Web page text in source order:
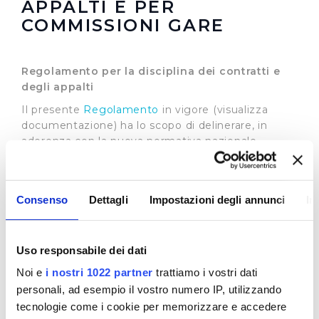
Consenso Dettagli Impostazioni degli annunci
Uso responsabile dei dati
Noi e i nostri 1022 partner trattiamo i vostri dati
personali, ad esempio il vostro numero IP, utilizzando
tecnologie come i cookie per memorizzare e accedere
APPALTI E PER
COMMISSIONI GARE
Regolamento per la disciplina dei contratti e
degli appalti
Il presente Regolamento in vigore (visualizza
documentazione) ha lo scopo di delinerare, in
aderenza con la nuova normativa nazionale
vigente, una disciplina omogenea a tutti i
procedimenti, nel rispetto dei principi comunitari e
D. Lgs. 36/2023 e s.m.i. in materia di
autoregolamentazione nei cd. settori speciali.
funzionamento delle commissioni giudicatrici e
dei seggi di gara, nelle procedure per
l'aggiudicazione dei contratti pubblici